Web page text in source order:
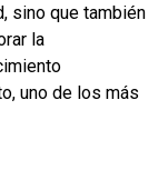
sino que también
la
uno de los más